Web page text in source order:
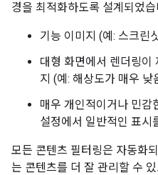
경을 최적화하도록 설계되었습
기능 이미지 (예: 스크린
대형 화면에서 렌더링이
지 (예: 해상도가 매우 낮
매우 개인적이거나 민감
설정에서 일반적인 표시
모든 콘텐츠 필터링은 자동화
는 콘텐츠를 더 잘 관리할 수